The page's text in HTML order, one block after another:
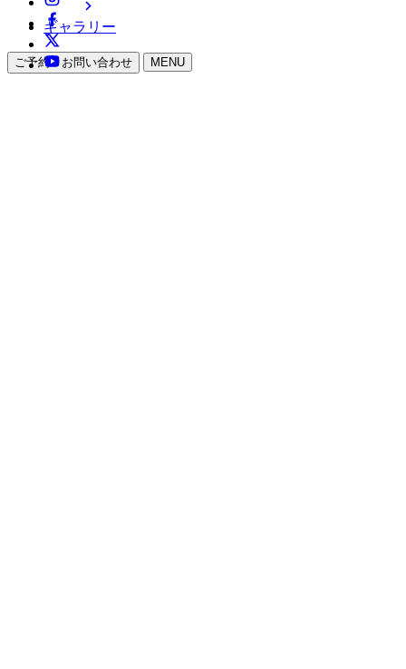
ギャラリー
ご予約・お問い合わせ MENU